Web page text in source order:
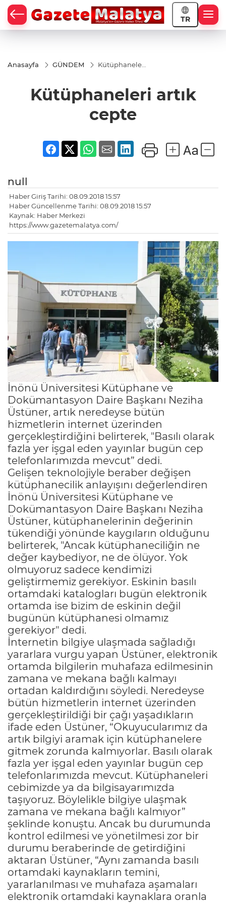
TR
Anasayfa GÜNDEM
Kütüphaneleri
Kütüphaneleri artık
cepte
null
Haber Giriş Tarihi: 08.09.2018 15:57
Haber Güncellenme Tarihi: 08.09.2018 15:57
Kaynak: Haber Merkezi
https://www.gazetemalatya.com/
İnönü Üniversitesi Kütüphane ve
Dokümantasyon Daire Başkanı Neziha
Üstüner, artık neredeyse bütün
hizmetlerin internet üzerinden
gerçekleştirdiğini belirterek, "Basılı olarak
fazla yer işgal eden yayınlar bugün cep
telefonlarımızda mevcut” dedi.
Gelişen teknolojiyle beraber değişen
kütüphanecilik anlayışını değerlendiren
İnönü Üniversitesi Kütüphane ve
Dokümantasyon Daire Başkanı Neziha
Üstüner, kütüphanelerinin değerinin
tükendiği yönünde kaygıların olduğunu
belirterek, "Ancak kütüphaneciliğin ne
değer kaybediyor, ne de ölüyor. Yok
olmuyoruz sadece kendimizi
geliştirmemiz gerekiyor. Eskinin basılı
ortamdaki katalogları bugün elektronik
ortamda ise bizim de eskinin değil
bugünün kütüphanesi olmamız
gerekiyor" dedi.
İnternetin bilgiye ulaşmada sağladığı
yararlara vurgu yapan Üstüner, elektronik
ortamda bilgilerin muhafaza edilmesinin
zamana ve mekana bağlı kalmayı
ortadan kaldırdığını söyledi. Neredeyse
bütün hizmetlerin internet üzerinden
gerçekleştirildiği bir çağı yaşadıkların
ifade eden Üstüner, “Okuyucularımız da
artık bilgiyi aramak için kütüphanelere
gitmek zorunda kalmıyorlar. Basılı olarak
fazla yer işgal eden yayınlar bugün cep
telefonlarımızda mevcut. Kütüphaneleri
cebimizde ya da bilgisayarımızda
taşıyoruz. Böylelikle bilgiye ulaşmak
zamana ve mekana bağlı kalmıyor”
şeklinde konuştu. Ancak bu durumunda
kontrol edilmesi ve yönetilmesi zor bir
durumu beraberinde de getirdiğini
aktaran Üstüner, “Aynı zamanda basılı
ortamdaki kaynakların temini,
yararlanılması ve muhafaza aşamaları
elektronik ortamdaki kaynaklara oranla